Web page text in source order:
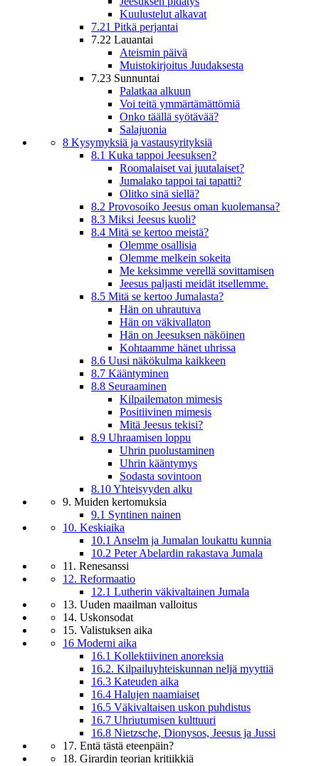
Kuulustelut alkavat
7.21 Pitkä perjantai
7.22 Lauantai
Ateismin päivä
Muistokirjoitus Juudaksesta
7.23 Sunnuntai
Palatkaa alkuun
Voi teitä ymmärtämättömiä
Onko täällä syötävää?
Salajuonia
8 Kysymyksiä ja vastausyrityksiä
8.1 Kuka tappoi Jeesuksen?
Roomalaiset vai juutalaiset?
Jumalako tappoi tai tapatti?
Olitko sinä siellä?
8.2 Provosoiko Jeesus oman kuolemansa?
8.3 Miksi Jeesus kuoli?
8.4 Mitä se kertoo meistä?
Olemme osallisia
Olemme melkein sokeita
Me keksimme verellä sovittamisen
Jeesus paljasti meidät itsellemme.
8.5 Mitä se kertoo Jumalasta?
Hän on uhrautuva
Hän on väkivallaton
Hän on Jeesuksen näköinen
Kohtaamme hänet uhrissa
8.6 Uusi näkökulma kaikkeen
8.7 Kääntyminen
8.8 Seuraaminen
Kilpailematon mimesis
Positiivinen mimesis
Mitä Jeesus tekisi?
8.9 Uhraamisen loppu
Uhrin puolustaminen
Uhrin kääntymys
Sodasta sovintoon
8.10 Yhteisyyden alku
9. Muiden kertomuksia
9.1 Syntinen nainen
10. Keskiaika
10.1 Anselm ja Jumalan loukattu kunnia
10.2 Peter Abelardin rakastava Jumala
11. Renesanssi
12. Reformaatio
12.1 Lutherin väkivaltainen Jumala
13. Uuden maailman valloitus
14. Uskonsodat
15. Valistuksen aika
16 Moderni aika
16.1 Kollektiivinen anoreksia
16.2. Kilpailuyhteiskunnan neljä myyttiä
16.3 Kateuden aika
16.4 Halujen naamiaiset
16.5 Väkivaltaisen uskon puhdistus
16.7 Uhriutumisen kulttuuri
16.8 Nietzsche, Dionysos, Jeesus ja Jussi
17. Entä tästä eteenpäin?
18. Girardin teorian kritiikkiä